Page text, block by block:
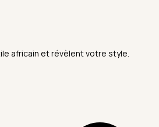
africain et révèlent votre style.